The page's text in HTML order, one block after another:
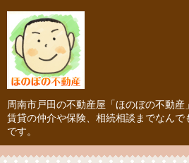
周南市戸田の不動産屋「ほのぼの不動産
賃貸の仲介や保険、相続相談までなんで
です。